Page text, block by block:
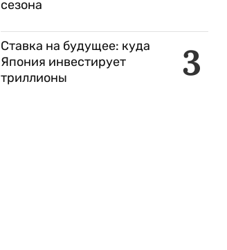
сезона
3
Ставка на будущее: куда
Япония инвестирует
триллионы